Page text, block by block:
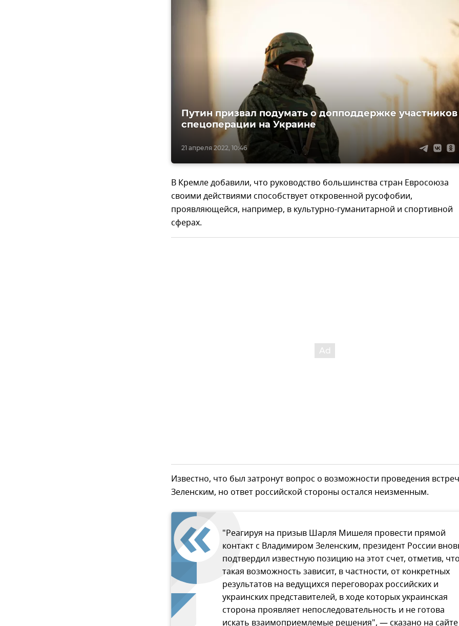
21 апреля 2022, 10:46
Путин призвал подумать о допподдержке участников
спецоперации на Украине
В Кремле добавили, что руководство большинства стран Евросоюза
своими действиями способствует откровенной русофобии,
проявляющейся, например, в культурно-гуманитарной и спортивной
сферах.
Известно, что был затронут вопрос о возможности проведения
Зеленским, но ответ российской стороны остался неизменным.
"Реагируя на призыв Шарля Мишеля провести прямой
контакт с Владимиром Зеленским, президент России
подтвердил известную позицию на этот счет, отметив,
такая возможность зависит, в частности, от конкретных
результатов на ведущихся переговорах российских и
украинских представителей, в ходе которых украинская
сторона проявляет непоследовательность и не готова
искать взаимоприемлемые решения", — сказано на сайте